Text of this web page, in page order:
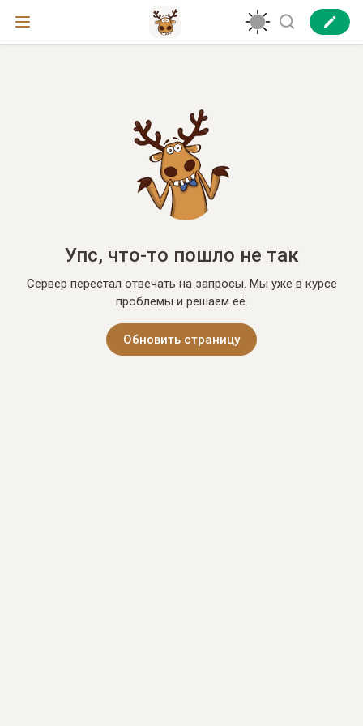
Упс, что-то пошло не так
Сервер перестал отвечать на запросы. Мы уже в курсе
проблемы и решаем её.
Обновить страницу